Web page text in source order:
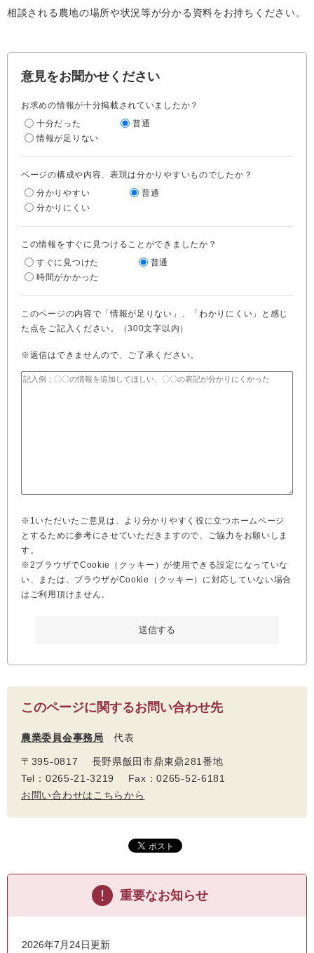
相談される農地の場所や状況等が分かる資料をお持ちください。
意見をお聞かせください
お求めの情報が十分掲載されていましたか？
十分だった
普通
情報が足りない
ページの構成や内容、表現は分かりやすいものでしたか？
分かりやすい
普通
分かりにくい
この情報をすぐに見つけることができましたか？
すぐに見つけた
普通
時間がかかった
このページの内容で「情報が足りない」、「わかりにくい」と感じ
た点をご記入ください。（300文字以内）
※返信はできませんので、ご了承ください。
※1いただいたご意見は、より分かりやすく役に立つホームページ
とするために参考にさせていただきますので、ご協力をお願いしま
す。
※2ブラウザでCookie（クッキー）が使用できる設定になっていな
い、または、ブラウザがCookie（クッキー）に対応していない場合
はご利用頂けません。
このページに関するお問い合わせ先
農業委員会事務局 代表
〒395-0817 長野県飯田市鼎東鼎281番地
Tel：0265-21-3219 Fax：0265-52-6181
お問い合わせはこちらから
重要なお知らせ
2026年7月24日更新